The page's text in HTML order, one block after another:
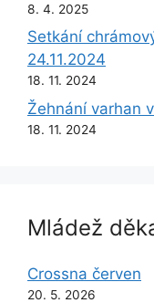
8. 4. 2025
Setkání
24.11.2024
18. 11. 2024
Žehnání varhan
18. 11. 2024
Mládež
Crossna červen
20. 5. 2026